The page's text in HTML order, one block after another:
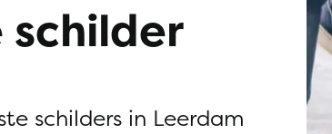
schilder
schilders in Leerdam